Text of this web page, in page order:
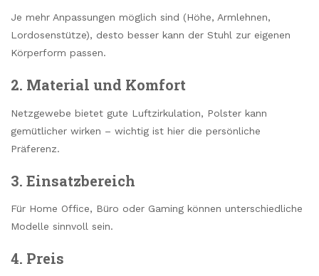
Je mehr Anpassungen möglich sind (Höhe, Armlehnen,
Lordosenstütze), desto besser kann der Stuhl zur eigenen
Körperform passen.
2. Material und Komfort
Netzgewebe bietet gute Luftzirkulation, Polster kann
gemütlicher wirken – wichtig ist hier die persönliche
Präferenz.
3. Einsatzbereich
Für Home Office, Büro oder Gaming können unterschiedliche
Modelle sinnvoll sein.
4. Preis